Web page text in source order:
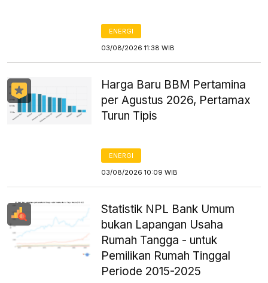
ENERGI
03/08/2026 11:38 WIB
Harga Baru BBM Pertamina
per Agustus 2026, Pertamax
Turun Tipis
ENERGI
03/08/2026 10:09 WIB
Statistik NPL Bank Umum
bukan Lapangan Usaha
Rumah Tangga - untuk
Pemilikan Rumah Tinggal
Periode 2015-2025